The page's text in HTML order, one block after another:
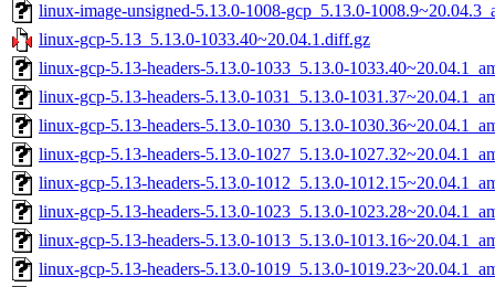
linux-image-unsigned-5.13.0-1008-gcp_5.13.0-
linux-gcp-5.13_5.13.0-1033.40~20.04.1.diff.gz
linux-gcp-5.13-headers-5.13.0-1033_5.13.0-
linux-gcp-5.13-headers-5.13.0-1031_5.13.0-
linux-gcp-5.13-headers-5.13.0-1030_5.13.0-
linux-gcp-5.13-headers-5.13.0-1027_5.13.0-
linux-gcp-5.13-headers-5.13.0-1012_5.13.0-
linux-gcp-5.13-headers-5.13.0-1023_5.13.0-
linux-gcp-5.13-headers-5.13.0-1013_5.13.0-
linux-gcp-5.13-headers-5.13.0-1019_5.13.0-